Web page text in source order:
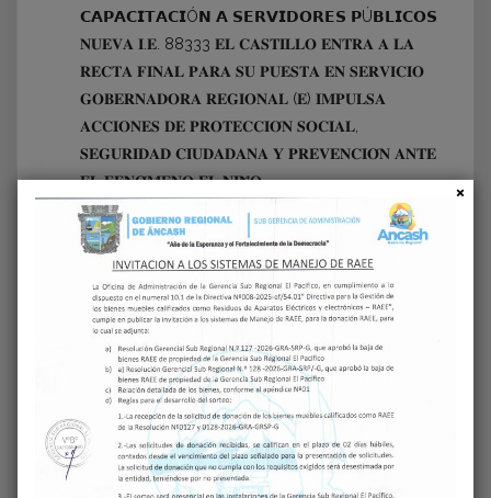
𝗖𝗔𝗣𝗔𝗖𝗜𝗧𝗔𝗖𝗜Ó𝗡 𝗔 𝗦𝗘𝗥𝗩𝗜𝗗𝗢𝗥𝗘𝗦 𝗣Ú𝗕𝗟𝗜𝗖𝗢𝗦
𝐍𝐔𝐄𝐕𝐀 𝐈.𝐄. 88333 𝐄𝐋 𝐂𝐀𝐒𝐓𝐈𝐋𝐋𝐎 𝐄𝐍𝐓𝐑𝐀 𝐀 𝐋𝐀
𝐑𝐄𝐂𝐓𝐀 𝐅𝐈𝐍𝐀𝐋 𝐏𝐀𝐑𝐀 𝐒𝐔 𝐏𝐔𝐄𝐒𝐓𝐀 𝐄𝐍 𝐒𝐄𝐑𝐕𝐈𝐂𝐈𝐎
𝐆𝐎𝐁𝐄𝐑𝐍𝐀𝐃𝐎𝐑𝐀 𝐑𝐄𝐆𝐈𝐎𝐍𝐀𝐋 (𝐄) 𝐈𝐌𝐏𝐔𝐋𝐒𝐀
𝐀𝐂𝐂𝐈𝐎𝐍𝐄𝐒 𝐃𝐄 𝐏𝐑𝐎𝐓𝐄𝐂𝐂𝐈𝐎́𝐍 𝐒𝐎𝐂𝐈𝐀𝐋,
𝐒𝐄𝐆𝐔𝐑𝐈𝐃𝐀𝐃 𝐂𝐈𝐔𝐃𝐀𝐃𝐀𝐍𝐀 𝐘 𝐏𝐑𝐄𝐕𝐄𝐍𝐂𝐈𝐎́𝐍 𝐀𝐍𝐓𝐄
𝐄𝐋 𝐅𝐄𝐍𝐎́𝐌𝐄𝐍𝐎 𝐄𝐋 𝐍𝐈𝐍̃𝐎
𝗚𝗢𝗕𝗜𝗘𝗥𝗡𝗢 𝗥𝗘𝗚𝗜𝗢𝗡𝗔𝗟 𝗗𝗘 Á𝗡𝗖𝗔𝗦𝗛
𝗚𝗔𝗥𝗔𝗡𝗧𝗜𝗭𝗔 𝗤𝗨𝗘 𝗘𝗟 𝗖𝗢𝗟𝗜𝗦𝗘𝗢 𝗚𝗥𝗔𝗡
𝗖𝗛𝗔𝗩Í𝗡 𝗦𝗘𝗔 𝗨𝗡𝗔 𝗥𝗘𝗔𝗟𝗜𝗗𝗔𝗗 𝗣𝗔𝗥𝗔
𝗖𝗛𝗜𝗠𝗕𝗢𝗧𝗘
Comentarios
Recientes
No hay comentarios que mostrar.